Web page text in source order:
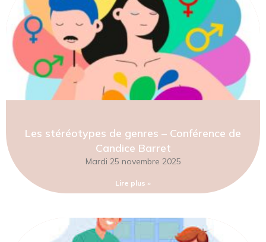
Les stéréotypes de genres – Conférence de
Candice Barret
Mardi 25 novembre 2025
Lire plus »